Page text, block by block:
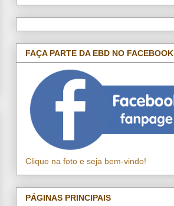
FAÇA PARTE DA EBD NO FACEBOOK
Clique na foto e seja bem-vindo!
PÁGINAS PRINCIPAIS